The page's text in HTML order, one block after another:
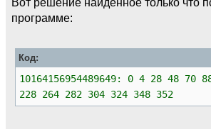
программе:
Код:
10164156954489649: 0 4 28 48 70
228 264 282 304 324 348 352